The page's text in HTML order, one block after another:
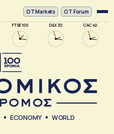
FTSE 100 DAX 30 CAC 40
ΟΤ Markets OT Forum
ECONOMY WORLD